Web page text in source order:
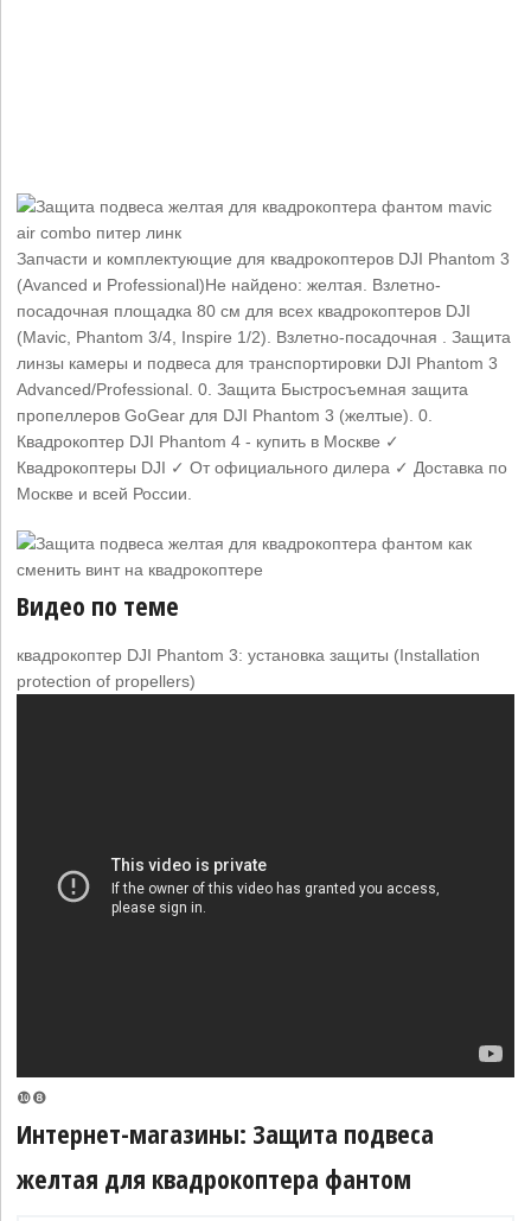
Запчасти и комплектующие для квадрокоптеров DJI Phantom 3
(Avanced и Professional)Не найдено: желтая. Взлетно-
посадочная площадка 80 см для всех квадрокоптеров DJI
(Mavic, Phantom 3/4, Inspire 1/2). Взлетно-посадочная . Защита
линзы камеры и подвеса для транспортировки DJI Phantom 3
Advanced/Professional. 0. Защита Быстросъемная защита
пропеллеров GoGear для DJI Phantom 3 (желтые). 0.
Квадрокоптер DJI Phantom 4 - купить в Москве ✓
Квадрокоптеры DJI ✓ От официального дилера ✓ Доставка по
Москве и всей России.
Видео по теме
квадрокоптер DJI Phantom 3: установка защиты (Installation
protection of propellers)
❿❽
Интернет-магазины: Защита подвеса
желтая для квадрокоптера фантом